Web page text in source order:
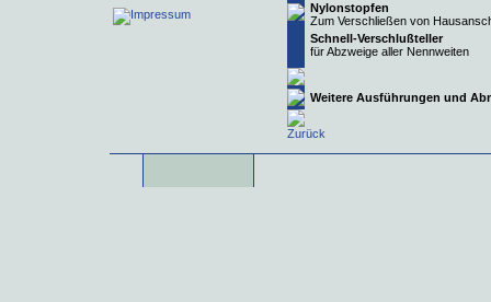
Nylonstopfen
Zum Verschließen von
Schnell-Verschlußteller
für Abzweige aller Nennweiten
Weitere Ausführungen und
Zurück